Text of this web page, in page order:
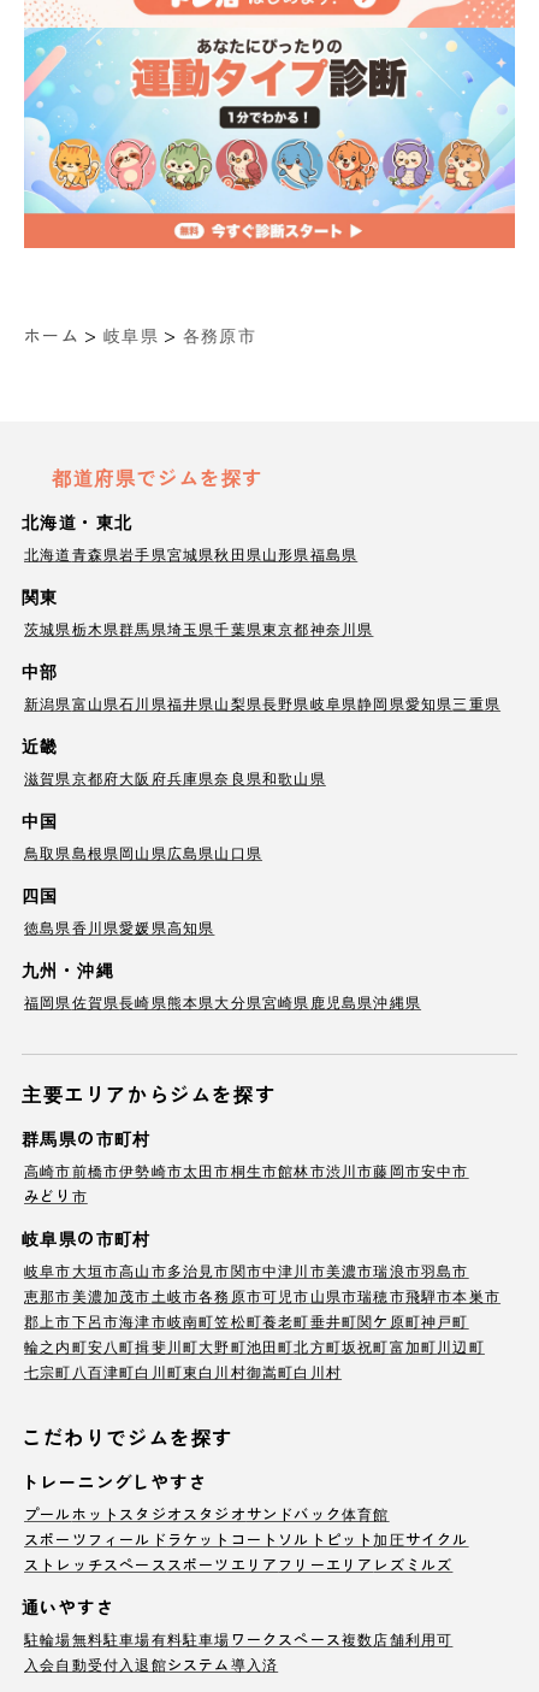
ホーム > 岐阜県 > 各務原市
都道府県でジムを探す
北海道・東北
北海道青森県岩手県宮城県秋田県山形県福島県
関東
茨城県栃木県群馬県埼玉県千葉県東京都神奈川県
中部
新潟県富山県石川県福井県山梨県長野県岐阜県静岡県愛知県三重県
近畿
滋賀県京都府大阪府兵庫県奈良県和歌山県
中国
鳥取県島根県岡山県広島県山口県
四国
徳島県香川県愛媛県高知県
九州・沖縄
福岡県佐賀県長崎県熊本県大分県宮崎県 鹿児島県沖縄県
主要エリアからジムを探す
群馬県の市町村
高崎市前橋市伊勢崎市太田市桐生市館林市渋川市藤岡市安中市
みどり市
岐阜県の市町村
岐阜市大垣市高山市多治見市関市中津川市美濃市瑞浪市羽島市
恵那市美濃加茂市土岐市各務原市可児市山県市瑞穂市飛騨市本巣市
郡上市下呂市海津市岐南町笠松町養老町垂井町関ケ原町神戸町
輪之内町安八町揖斐川町大野町池田町北方町坂祝町富加町川辺町
七宗町 八百津町白川町東白川村御嵩町白川村
こだわりでジムを探す
トレーニングしやすさ
プールホットスタジオ スタジオサンドバック体育館
スポーツフィールド ラケットコート ソルトピット加圧サイクル
ストレッチスペース スポーツエリア フリーエリア レズミルズ
通いやすさ
駐輪場無料駐車場有料駐車場ワークスペース複数店舗利用可
入会自動受付 入退館システム導入済